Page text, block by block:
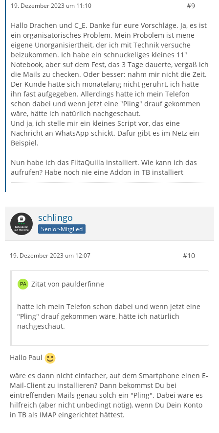
19. Dezember 2023 um 11:10 #9
Hallo Drachen und C_E. Danke für eure Vorschläge. Ja, es ist
ein organisatorisches Problem. Mein Probölem ist mene
eigene Unorganisiertheit, der ich mit Technik versuche
beizukommen. Ich habe ein schnuckeliges kleines 11"
Notebook, aber suf dem Fest, das 3 Tage dauerte, vergaß ich
die Mails zu checken. Oder besser: nahm mir nicht die Zeit.
Der Kunde hatte sich monatelang nicht gerührt, ich hatte
ihn fast aufgegeben. Allerdings hatte ich mein Telefon
schon dabei und wenn jetzt eine "Pling" drauf gekommen
wäre, hätte ich natürlich nachgeschaut.
Und ja, ich stelle mir ein kleines Script vor, das eine
Nachricht an WhatsApp schickt. Dafür gibt es im Netz ein
Beispiel.
Nun habe ich das FiltaQuilla installiert. Wie kann ich das
aufrufen? Habe noch nie eine Addon in TB installiert
schlingo
Senior-Mitglied
19. Dezember 2023 um 12:07 #10
Zitat von paulderfinne
hatte ich mein Telefon schon dabei und wenn jetzt eine
"Pling" drauf gekommen wäre, hätte ich natürlich
nachgeschaut.
Hallo Paul
wäre es dann nicht einfacher, auf dem Smartphone einen E-
Mail-Client zu installieren? Dann bekommst Du bei
eintreffenden Mails genau solch ein "Pling". Dabei wäre es
hilfreich (aber nicht unbedingt nötig), wenn Du Dein Konto
in TB als IMAP eingerichtet hättest.